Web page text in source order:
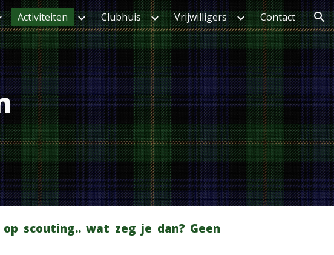
to navigation
Activiteiten Clubhuis Vrijwilligers Contact
scouting.. wat zeg je dan? Geen